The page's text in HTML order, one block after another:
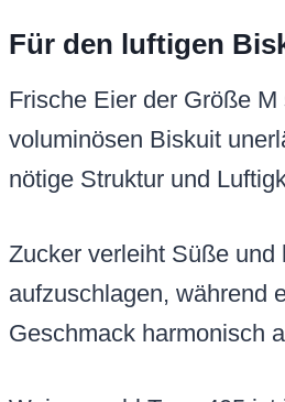
Für den luftigen
Frische Eier der Größe M
voluminösen Biskuit
nötige Struktur und
Zucker verleiht Süße und
aufzuschlagen, während
Geschmack harmonisch